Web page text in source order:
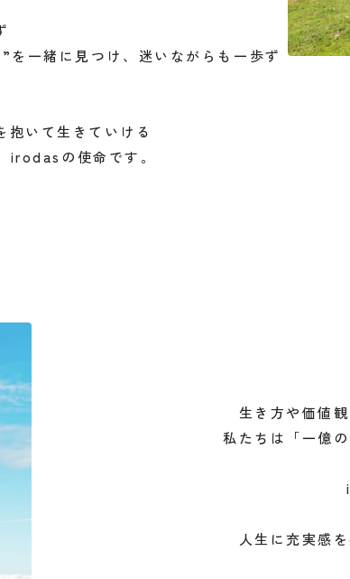
を一緒に見つけ、迷いながらも一歩ず
抱いて生きていける
irodasの使命です。
生き方や価値
私たちは「一億
人生に充実感